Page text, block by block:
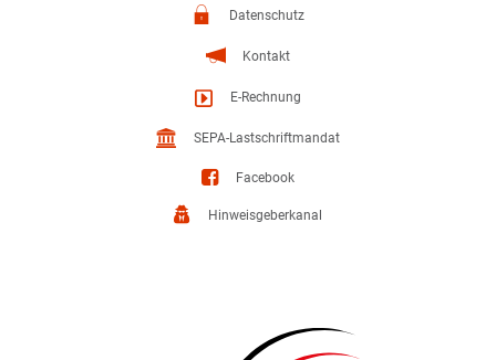
Datenschutz
Kontakt
E-Rechnung
SEPA-Lastschriftmandat
Facebook
Hinweisgeberkanal